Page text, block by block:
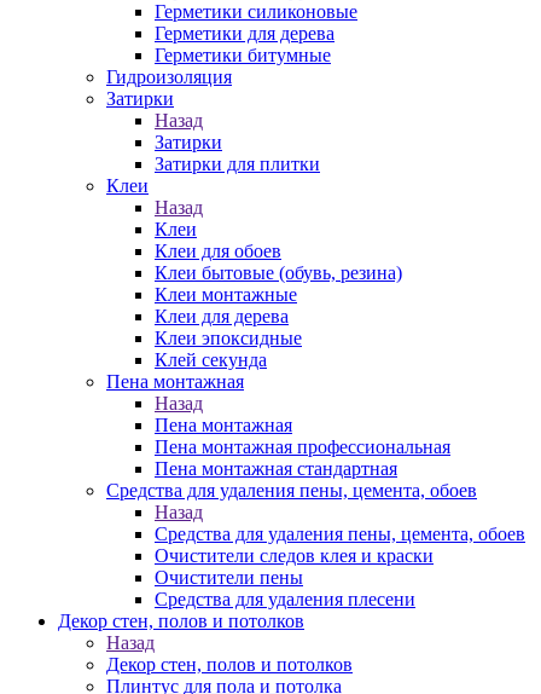
Герметики силиконовые
Герметики для дерева
Герметики битумные
Гидроизоляция
Затирки
Назад
Затирки
Затирки для плитки
Клеи
Назад
Клеи
Клеи для обоев
Клеи бытовые (обувь, резина)
Клеи монтажные
Клеи для дерева
Клеи эпоксидные
Клей секунда
Пена монтажная
Назад
Пена монтажная
Пена монтажная профессиональная
Пена монтажная стандартная
Средства для удаления пены, цемента, обоев
Назад
Средства для удаления пены, цемента, обоев
Очистители следов клея и краски
Очистители пены
Средства для удаления плесени
Декор стен, полов и потолков
Назад
Декор стен, полов и потолков
Плинтус для пола и потолка